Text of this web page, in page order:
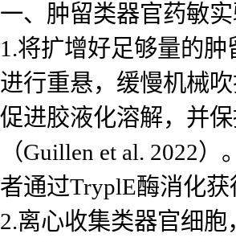
一、肿留类器官药敏
1.将扩增好足够量的
进行重悬，缓慢机械吹
促进胶液化溶解，并
（Guillen et al. 2022）
者通过TryplE酶消化
2.离心收集类器官细